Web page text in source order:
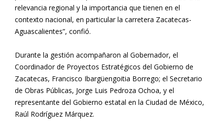
relevancia regional y la importancia que tienen en el
contexto nacional, en particular la carretera Zacatecas-
Aguascalientes”, confió.
Durante la gestión acompañaron al Gobernador, el
Coordinador de Proyectos Estratégicos del Gobierno de
Zacatecas, Francisco Ibargüengoitia Borrego; el Secretario
de Obras Públicas, Jorge Luis Pedroza Ochoa, y el
representante del Gobierno estatal en la Ciudad de México,
Raúl Rodríguez Márquez.